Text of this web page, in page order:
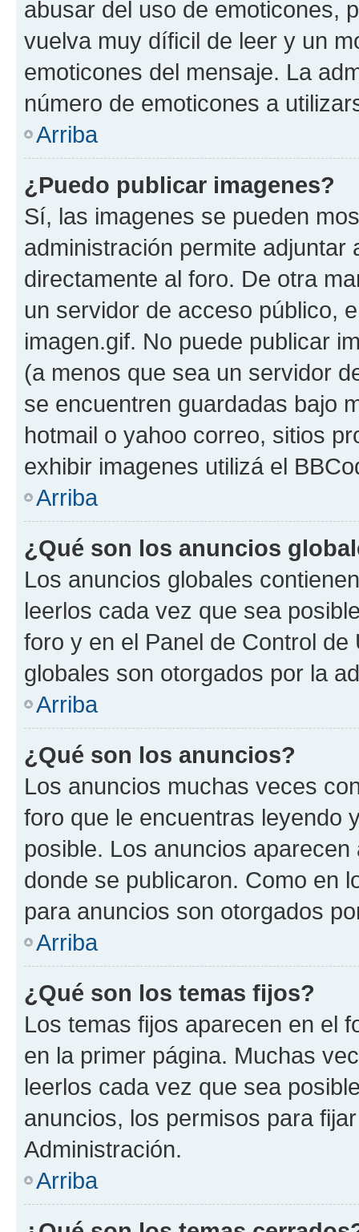
abusar del uso de emoticones,
vuelva muy díficil de leer y un
emoticones del mensaje. La
número de emoticones a
Arriba
¿Puedo publicar imagenes?
Sí, las imagenes se pueden
administración permite
directamente al foro. De otra
un servidor de acceso público,
imagen.gif. No puede publicar
(a menos que sea un servidor
se encuentren guardadas bajo
hotmail o yahoo correo, sitios
exhibir imagenes utilizá el
Arriba
¿Qué son los anuncios
Los anuncios globales
leerlos cada vez que sea
foro y en el Panel de Control
globales son otorgados por la
Arriba
¿Qué son los anuncios?
Los anuncios muchas veces
foro que le encuentras leyendo
posible. Los anuncios
donde se publicaron. Como en
para anuncios son otorgados
Arriba
¿Qué son los temas fijos?
Los temas fijos aparecen en el
en la primer página. Muchas
leerlos cada vez que sea
anuncios, los permisos para
Administración.
Arriba